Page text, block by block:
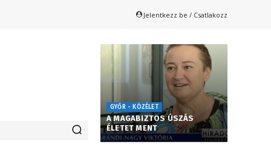
Jelentkezz be / Csatlakozz
GYŐR - KÖZÉLET
A MAGABIZTOS ÚSZÁS
ÉLETET MENT